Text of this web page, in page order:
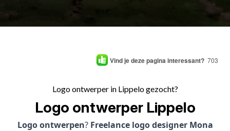
Vind je deze pagina interessant? 703
Logo ontwerper in Lippelo gezocht?
Logo ontwerper Lippelo
Logo ontwerpen? Freelance logo designer Mona